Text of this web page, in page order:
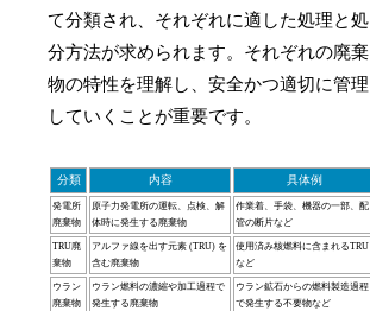
て分類され、それぞれに適した処理と処
分方法が求められます。それぞれの廃棄
物の特性を理解し、安全かつ適切に管理
していくことが重要です。
分類 内容 具体例
発電所
廃棄物
原子力発電所の運転、点検、解
体時に発生する廃棄物
作業着、手袋、機器の一部、配
管の断片など
TRU廃
棄物
アルファ線を出す元素 (TRU) を
含む廃棄物
使用済み核燃料に含まれるTRU
など
ウラン
廃棄物
ウラン燃料の濃縮や加工過程で
発生する廃棄物
ウラン鉱石からの燃料製造過程
で発生する不要物など